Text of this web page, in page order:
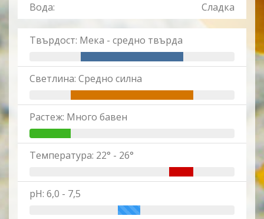
Вода:
Сладка
Твърдост: Мека - средно твърда
Светлина: Средно силна
Растеж: Много бавен
Температура: 22° - 26°
pH: 6,0 - 7,5